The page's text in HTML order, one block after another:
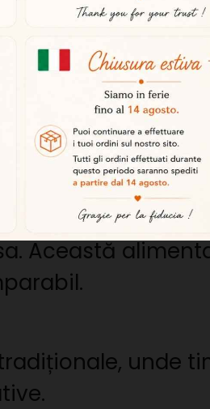
de rasă pură
mediu
8-10
Această
unde